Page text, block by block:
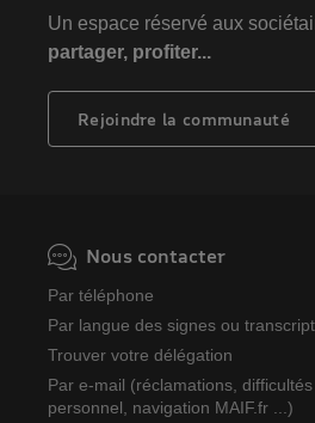
Un espace réservé aux
partager, profiter...
Rejoindre la communauté
Nous contacter
Par téléphone
Par langue des signes ou
Trouver votre délégation
Par e-mail (réclamations,
personnel, navigation MAIF.fr ...)